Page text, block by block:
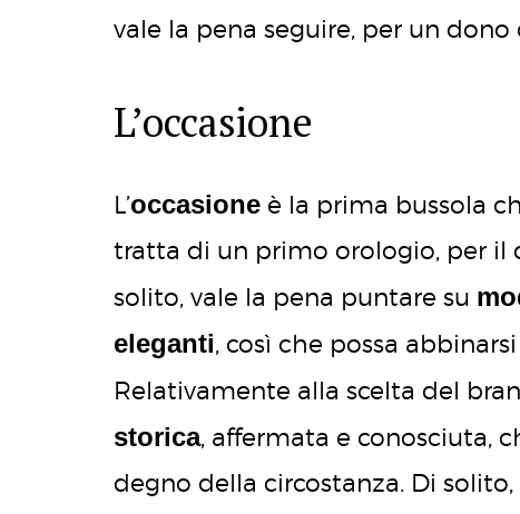
vale la pena seguire, per un dono
L’occasione
L’occasione è la prima bussola
tratta di un primo orologio, per il
solito, vale la pena puntare su
eleganti, così che possa
Relativamente alla scelta del
storica, affermata e conosciuta,
degno della circostanza. Di